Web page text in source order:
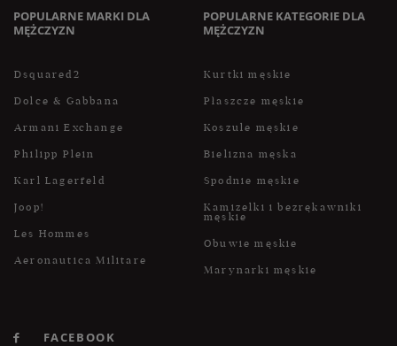
POPULARNE MARKI DLA
MĘŻCZYZN
Dsquared2
Dolce & Gabbana
Armani Exchange
Philipp Plein
Karl Lagerfeld
Joop!
Les Hommes
Aeronautica Militare
POPULARNE KATEGORIE DLA
MĘŻCZYZN
Kurtki męskie
Płaszcze męskie
Koszule męskie
Bielizna męska
Spodnie męskie
Kamizelki i bezrękawniki
męskie
Obuwie męskie
Marynarki męskie
FACEBOOK